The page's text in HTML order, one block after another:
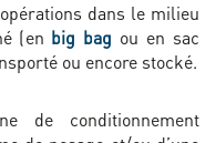
dans le milieu
(en big bag ou en sac
ou encore stocké.
de conditionnement